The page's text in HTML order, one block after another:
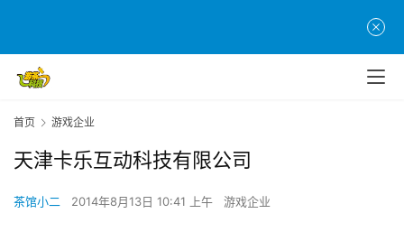
首页 游戏企业
天津卡乐互动科技有限公司
茶馆小二 2014年8月13日 10:41 上午 游戏企业